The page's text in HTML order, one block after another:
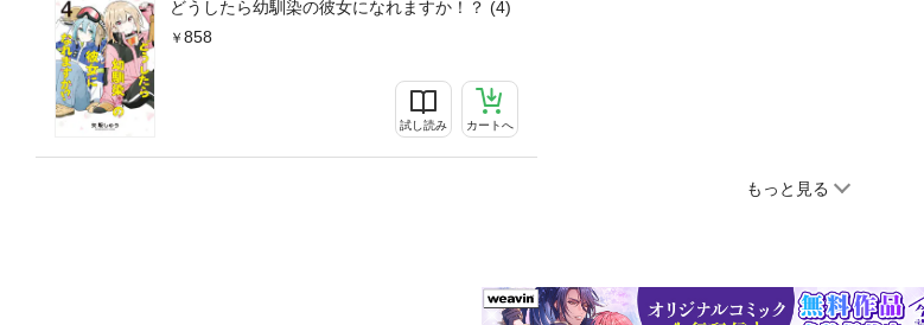
どうしたら幼馴染の彼女になれますか！？ (4)
858
試し読み カートへ
もっと見る